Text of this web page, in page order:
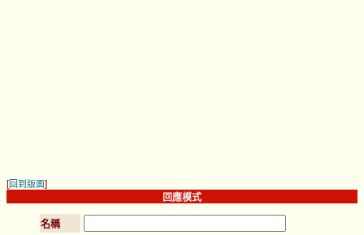
[回到版面]
回應模式
名稱